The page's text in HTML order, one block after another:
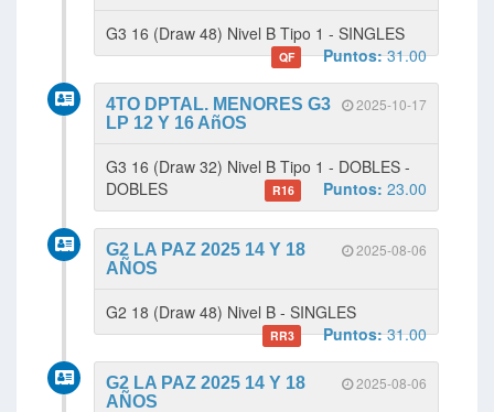
G3 16 (Draw 48) Nivel B Tipo 1 - SINGLES
QF Puntos:31.00
2025-10-17
4TO DPTAL. MENORES G3
LP 12 Y 16 AñOS
G3 16 (Draw 32) Nivel B Tipo 1 - DOBLES -
DOBLES
R16 Puntos: 23.00
2025-08-06
G2 LA PAZ 2025 14 Y 18
AÑOS
G2 18 (Draw 48) Nivel B - SINGLES
RR3 Puntos:31.00
2025-08-06
G2 LA PAZ 2025 14 Y 18
AÑOS